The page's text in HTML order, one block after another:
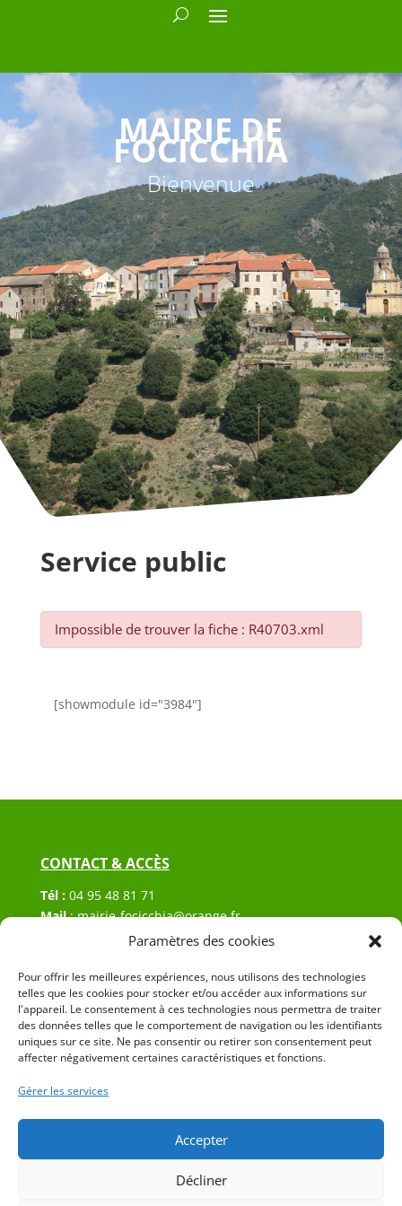
Paramètres des cookies
Pour offrir les meilleures expériences, nous utilisons des technologies
telles que les cookies pour stocker et/ou accéder aux informations sur
l'appareil. Le consentement à ces technologies nous permettra de traiter
des données telles que le comportement de navigation ou les identifiants
uniques sur ce site. Ne pas consentir ou retirer son consentement peut
affecter négativement certaines caractéristiques et fonctions.
Gérer les services
Accepter
Décliner
MAIRIE DE
FOCICCHIA
Bienvenue
Service public
Impossible de trouver la fiche : R40703.xml
[showmodule id="3984"]
CONTACT & ACCÈS
Tél : 04 95 48 81 71
Mail:mairie-focicchia@orange.fr
Hôtel de ville de Focicchia
20212 Focicchia